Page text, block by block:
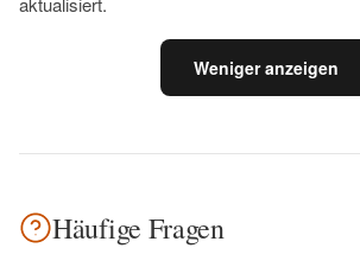
Weniger anzeigen
Häufige Fragen